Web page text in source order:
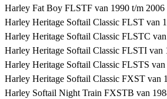
Harley Fat Boy FLSTF van 1990 t/m 2006
Harley Heritage Softail Classic FLST van
Harley Heritage Softail Classic FLSTC
Harley Heritage Softail Classic FLSTI van
Harley Heritage Softail Classic FLSTS
Harley Heritage Softail Classic FXST van
Harley Softail Night Train FXSTB van